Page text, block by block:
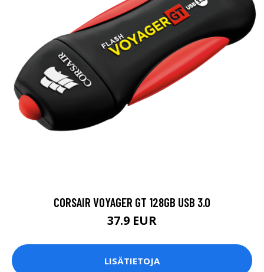
CORSAIR VOYAGER GT 128GB USB 3.0
37.9 EUR
LISÄTIETOJA